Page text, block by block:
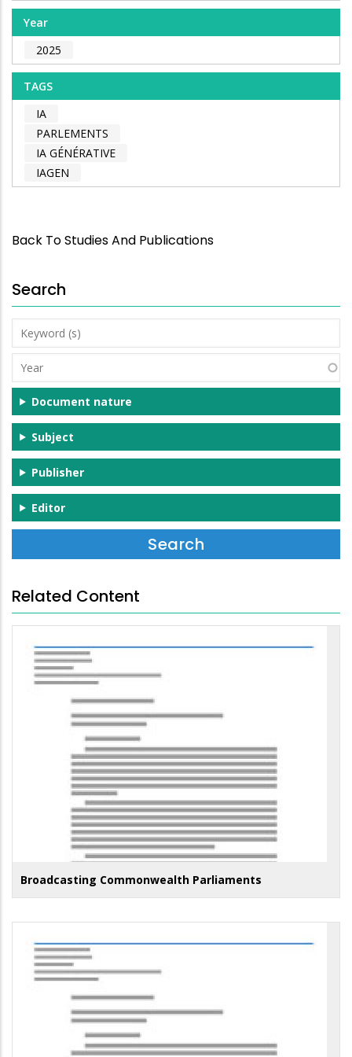
Year
2025
TAGS
IA
PARLEMENTS
IA GÉNÉRATIVE
IAGEN
Back To Studies And Publications
Search
Keyword
(s)
Year
Document nature
Subject
Publisher
Editor
Related Content
Broadcasting Commonwealth Parliaments